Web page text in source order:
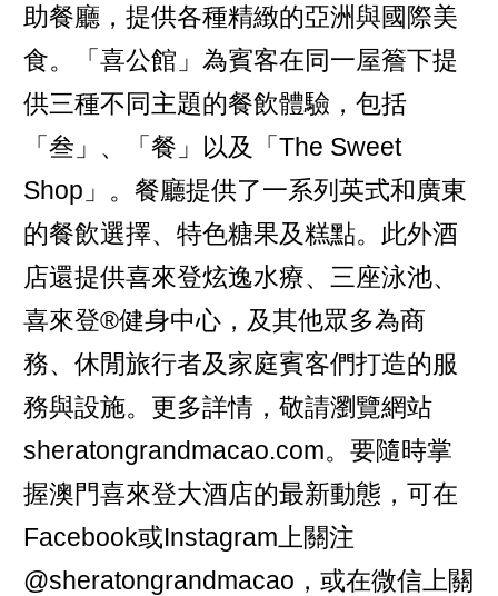
助餐廳，提供各種精緻的亞洲與國際美
食。「喜公館」為賓客在同一屋簷下提
供三種不同主題的餐飲體驗，包括
「叁」、「餐」以及「The Sweet
Shop」。餐廳提供了一系列英式和廣東
的餐飲選擇、特色糖果及糕點。此外酒
店還提供喜來登炫逸水療、三座泳池、
喜來登®健身中心，及其他眾多為商
務、休閒旅行者及家庭賓客們打造的服
務與設施。更多詳情，敬請瀏覽網站
sheratongrandmacao.com。要隨時掌
握澳門喜來登大酒店的最新動態，可在
Facebook或Instagram上關注
@sheratongrandmacao，或在微信上關